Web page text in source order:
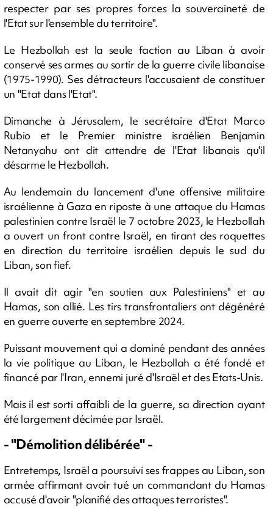
respecter par ses propres forces la souveraineté de
l'Etat sur l'ensemble du territoire".
Le Hezbollah est la seule faction au Liban à avoir
conservé ses armes au sortir de la guerre civile libanaise
(1975-1990). Ses détracteurs l'accusaient de constituer
un "Etat dans l'Etat".
Dimanche à Jérusalem, le secrétaire d'Etat Marco
Rubio et le Premier ministre israélien Benjamin
Netanyahu ont dit attendre de l'Etat libanais qu'il
désarme le Hezbollah.
Au lendemain du lancement d'une offensive militaire
israélienne à Gaza en riposte à une attaque du Hamas
palestinien contre Israël le 7 octobre 2023, le Hezbollah
a ouvert un front contre Israël, en tirant des roquettes
en direction du territoire israélien depuis le sud du
Liban, son fief.
Il avait dit agir "en soutien aux Palestiniens" et au
Hamas, son allié. Les tirs transfrontaliers ont dégénéré
en guerre ouverte en septembre 2024.
Puissant mouvement qui a dominé pendant des années
la vie politique au Liban, le Hezbollah a été fondé et
financé par l'Iran, ennemi juré d'Israël et des Etats-Unis.
Mais il est sorti affaibli de la guerre, sa direction ayant
été largement décimée par Israël.
- "Démolition délibérée" -
Entretemps, Israël a poursuivi ses frappes au Liban, son
armée affirmant avoir tué un commandant du Hamas
accusé d'avoir "planifié des attaques terroristes".